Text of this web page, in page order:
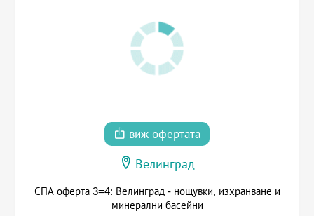
виж офертата
Велинград
СПА оферта 3=4: Велинград - нощувки, изхранване и
минерални басейни